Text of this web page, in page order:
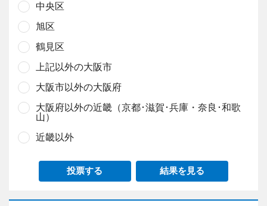
中央区
旭区
鶴見区
上記以外の大阪市
大阪市以外の大阪府
大阪府以外の近畿（京都･滋賀･兵庫・奈良･和歌
山）
近畿以外
投票する 結果を見る